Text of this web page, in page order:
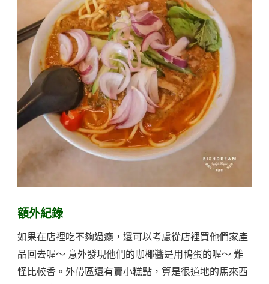
額外紀錄
如果在店裡吃不夠過癮，還可以考慮從店裡買他們家產
品回去喔～ 意外發現他們的咖椰醬是用鴨蛋的喔～ 難
怪比較香。外帶區還有賣小糕點，算是很道地的馬來西